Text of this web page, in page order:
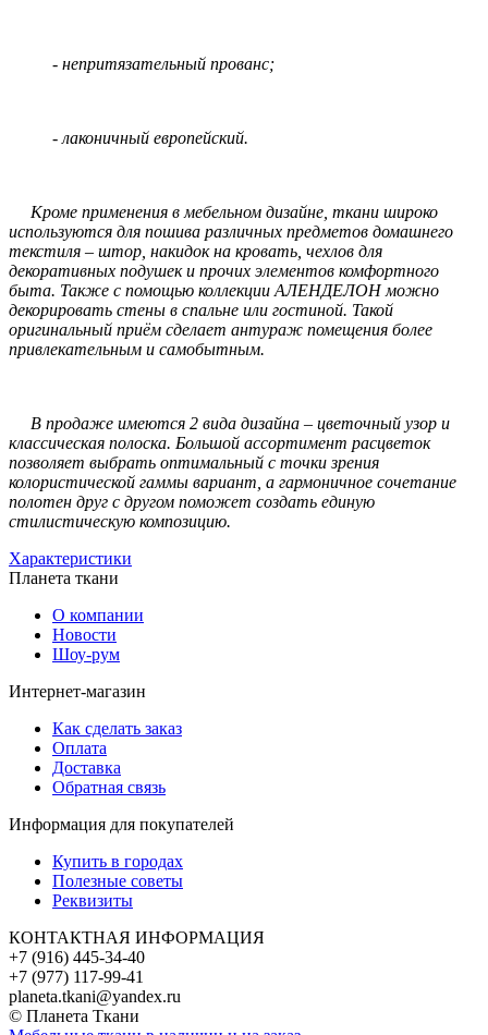
- непритязательный прованс;
- лаконичный европейский.
Кроме применения в мебельном дизайне, ткани широко
используются для пошива различных предметов домашнего
текстиля – штор, накидок на кровать, чехлов для
декоративных подушек и прочих элементов комфортного
быта. Также с помощью коллекции АЛЕНДЕЛОН можно
декорировать стены в спальне или гостиной. Такой
оригинальный приём сделает антураж помещения более
привлекательным и самобытным.
В продаже имеются 2 вида дизайна – цветочный узор и
классическая полоска. Большой ассортимент расцветок
позволяет выбрать оптимальный с точки зрения
колористической гаммы вариант, а гармоничное сочетание
полотен друг с другом поможет создать единую
стилистическую композицию.
Характеристики
Планета ткани
О компании
Новости
Шоу-рум
Интернет-магазин
Как сделать заказ
Оплата
Доставка
Обратная связь
Информация для покупателей
Купить в городах
Полезные советы
Реквизиты
КОНТАКТНАЯ ИНФОРМАЦИЯ
+7 (916) 445-34-40
+7 (977) 117-99-41
planeta.tkani@yandex.ru
© Планета Ткани